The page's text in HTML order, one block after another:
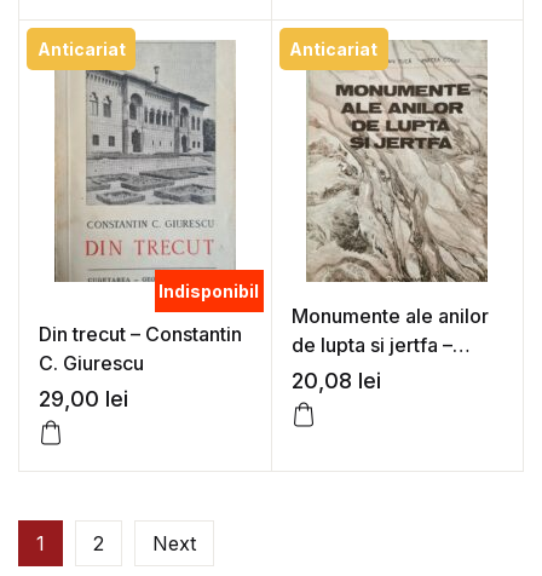
Musat (coord.)
Anticariat
Indisponibil
Din trecut – Constantin
C. Giurescu
29,00 lei
Anticariat
Monumente ale anilor
de lupta si jertfa –
Colonel dr. Florian
Tuca, Mircea Cociu
20,08 lei
1 2 Next